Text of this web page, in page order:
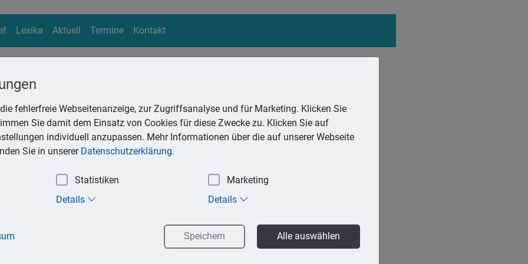
Lexika Aktuell Termine Kontakt
Suchen
im Rahmen seines Dienstverhältnisses erhält, sind bis zu einem Betrag von 1.080,– €
Als Sachbezüge gelten Waren oder Dienstleistungen, die der Arbeitgeber nicht
Arbeitnehmer hergestellt, vertrieben oder erbracht hat und die nicht pauschal
fehlerfreie Webseitenanzeige, zur Zugriffsanalyse und für Marketing. Klicken Sie
Sie damit dem Einsatz von Cookies für diese Zwecke zu. Klicken Sie auf
individuell anzupassen. Mehr Informationen über die auf unserer Webseite
Sie in unserer Datenschutzerklärung.
Statistiken
Marketing
Details Details
Speichern Alle auswählen